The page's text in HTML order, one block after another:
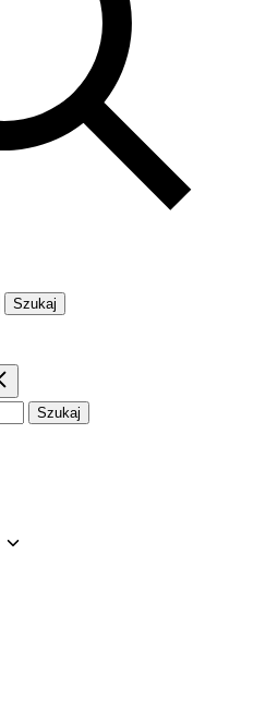
Szukaj
Szukaj